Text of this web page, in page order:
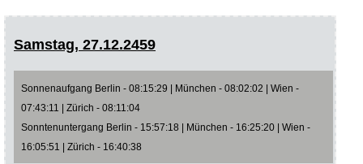
Samstag, 27.12.2459
Sonnenaufgang Berlin - 08:15:29 | München - 08:02:02 | Wien -
07:43:11 | Zürich - 08:11:04
Sonntenuntergang Berlin - 15:57:18 | München - 16:25:20 | Wien -
16:05:51 | Zürich - 16:40:38